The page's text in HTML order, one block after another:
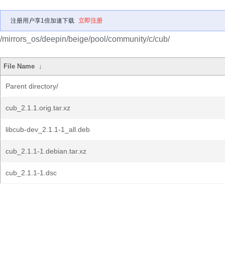
注册用户享1倍加速下载 立即注册
/mirrors_os/deepin/beige/pool/community/c/cub/
File Name ↓
Parent directory/
cub_2.1.1.orig.tar.xz
libcub-dev_2.1.1-1_all.deb
cub_2.1.1-1.debian.tar.xz
cub_2.1.1-1.dsc